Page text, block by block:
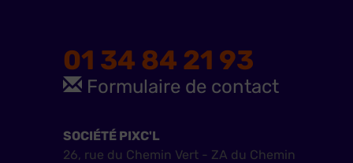
01 34 84 21 93
Formulaire de contact
SOCIÉTÉ PIXC'L
26, rue du Chemin Vert - ZA du Chemin